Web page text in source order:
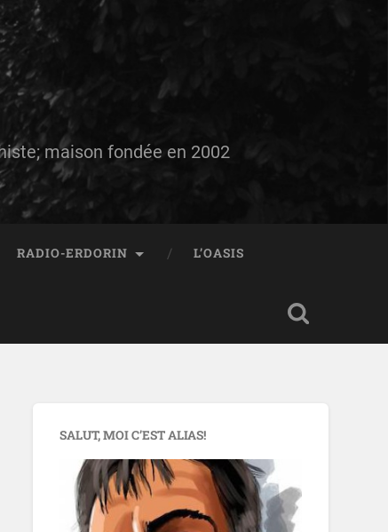
maison fondée en 2002
RADIO-ERDORIN L’OASIS
SALUT, MOI C’EST ALIAS!